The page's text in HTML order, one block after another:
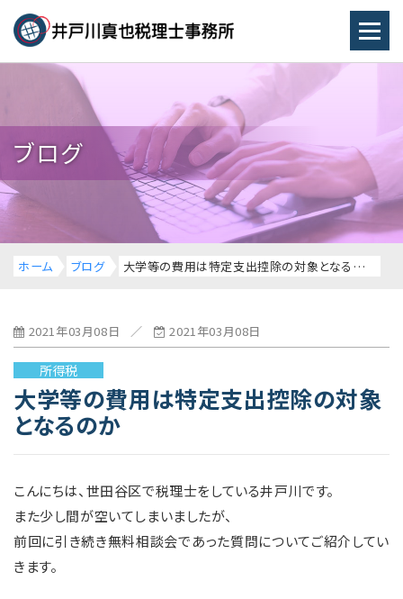
ブログ
ホーム ブログ 大学等の費用は特定支出控除の対象となるのか
2021年03月08日 ／ 2021年03月08日
所得税
大学等の費用は特定支出控除の対象
となるのか
こんにちは、世田谷区で税理士をしている井戸川です。
また少し間が空いてしまいましたが、
前回に引き続き無料相談会であった質問についてご紹介してい
きます。